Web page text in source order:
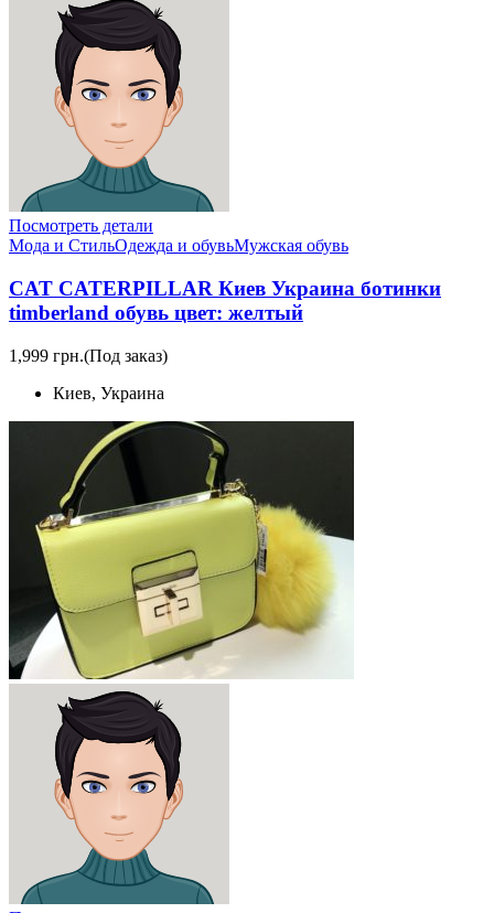
Посмотреть детали
Мода и СтильОдежда и обувьМужская обувь
CAT CATERPILLAR Киев Украина ботинки
timberland обувь цвет: желтый
1,999 грн.(Под заказ)
Киев, Украина